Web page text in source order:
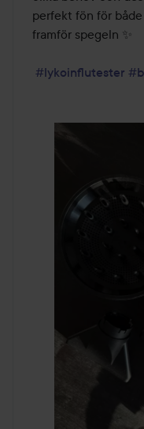
perfekt fön för
framför spegeln ✨
#lykoinflutester